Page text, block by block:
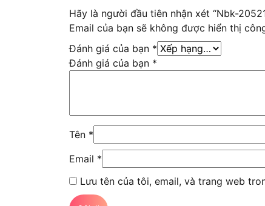
Hãy là người đầu tiên nhận xét “Nbk-
Email của bạn sẽ không được hiển thị
Đánh giá của bạn *
Đánh giá của bạn *
Tên *
Email *
Lưu tên của tôi, email, và trang web